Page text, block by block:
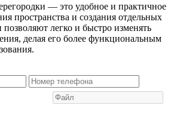
— это удобное и практичное
пространства и создания отдельных
легко и быстро изменять
делая его более функциональным